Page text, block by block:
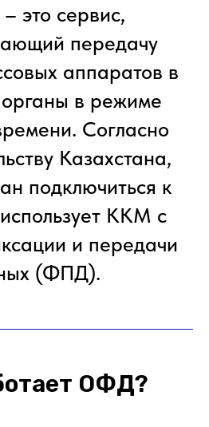
это сервис,
передачу
аппаратов в
в режиме
Согласно
Казахстана,
подключиться к
ККМ с
и передачи
(ФПД).
ОФД?